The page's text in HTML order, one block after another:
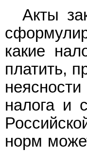
Акты
какие
платить,
налога и
норм